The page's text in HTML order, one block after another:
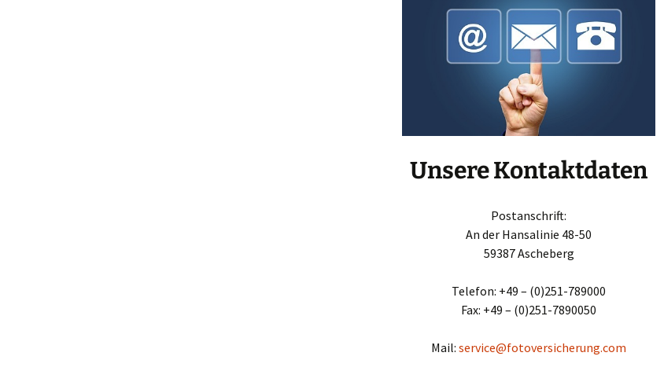
Unsere Kontaktdaten
Postanschrift:
An der Hansalinie 48-50
59387 Ascheberg
Telefon: +49 – (0)251-789000
Fax: +49 – (0)251-7890050
Mail: service@fotoversicherung.com